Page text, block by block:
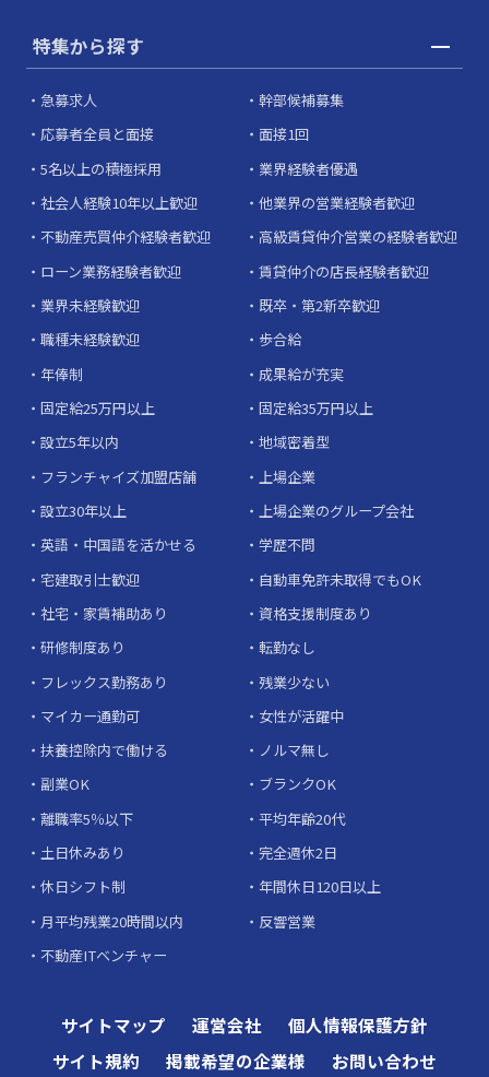
特集から探す
急募求人
幹部候補募集
応募者全員と面接
面接1回
5名以上の積極採用
業界経験者優遇
社会人経験10年以上歓迎
他業界の営業経験者歓迎
不動産売買仲介経験者歓迎
高級賃貸仲介営業の経験者歓迎
ローン業務経験者歓迎
賃貸仲介の店長経験者歓迎
業界未経験歓迎
既卒・第2新卒歓迎
職種未経験歓迎
歩合給
年俸制
成果給が充実
固定給25万円以上
固定給35万円以上
設立5年以内
地域密着型
フランチャイズ加盟店舗
上場企業
設立30年以上
上場企業のグループ会社
英語・中国語を活かせる
学歴不問
宅建取引士歓迎
自動車免許未取得でもOK
社宅・家賃補助あり
資格支援制度あり
研修制度あり
転勤なし
フレックス勤務あり
残業少ない
マイカー通勤可
女性が活躍中
扶養控除内で働ける
ノルマ無し
副業OK
ブランクOK
離職率5％以下
平均年齢20代
土日休みあり
完全週休2日
休日シフト制
年間休日120日以上
月平均残業20時間以内
反響営業
不動産ITベンチャー
サイトマップ 運営会社
個人情報保護方針
サイト規約
掲載希望の企業様 お問い合わせ